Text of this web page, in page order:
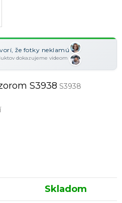
že fotky neklamú
dokazujeme videom
S3938 S3938
Skladom